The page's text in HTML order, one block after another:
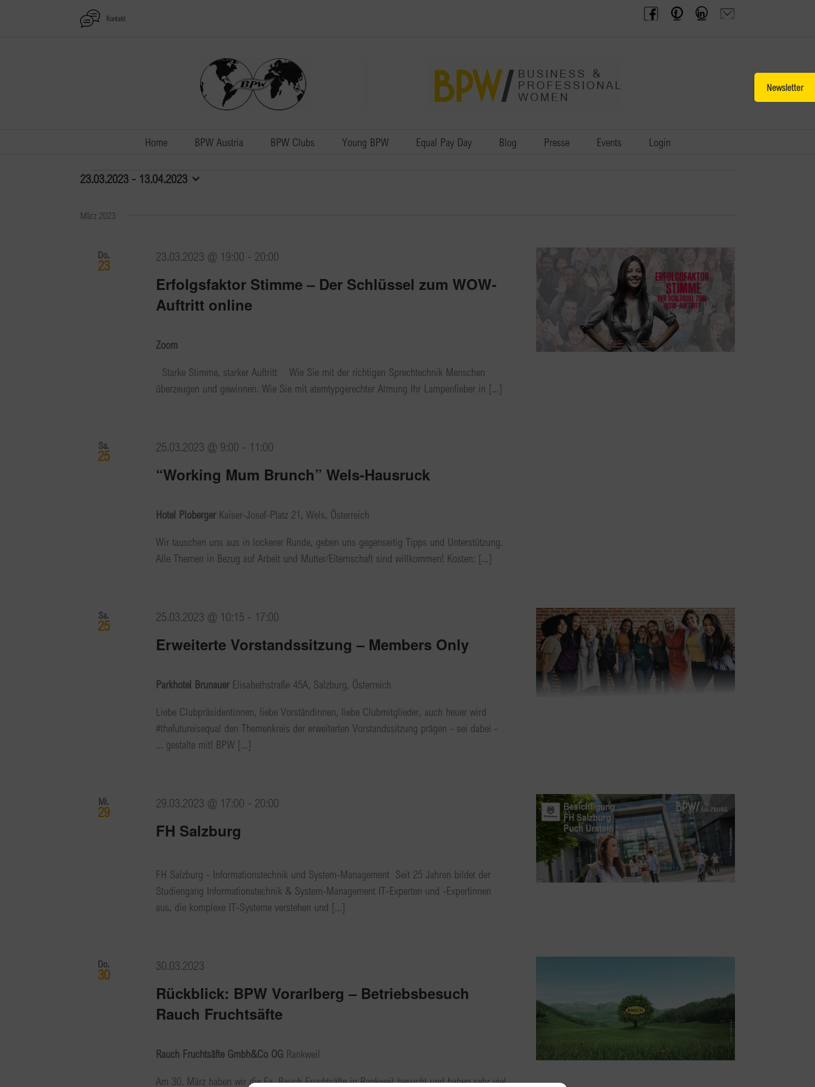
Kontakt
BPW
Austria
Offenes
Frauennetzwerk
BPW
Gruppe
Anfrage
schicken
Home BPW Austria BPW Clubs Young BPW Equal Pay Day Blog Presse Events Login
Veranstaltungen
23.03.2023 - 13.04.2023
März 2023
Do.
23
Erfolgsfaktor Stimme – Der Schlüssel zum WOW-
Auftritt online
23.03.2023 @ 19:00 - 20:00
Zoom
Starke Stimme, starker Auftritt Wie Sie mit der richtigen Sprechtechnik Menschen
überzeugen und gewinnen. Wie Sie mit atemtypgerechter Atmung Ihr Lampenfieber in [...]
Sa.
25
“Working Mum Brunch” Wels-Hausruck
25.03.2023 @ 9:00 - 11:00
Hotel Ploberger Kaiser-Josef-Platz 21, Wels, Österreich
Wir tauschen uns aus in lockerer Runde, geben uns gegenseitig Tipps und Unterstützung.
Alle Themen in Bezug auf Arbeit und Mutter/Elternschaft sind willkommen! Kosten: [...]
Sa.
25
Erweiterte Vorstandssitzung – Members Only
25.03.2023 @ 10:15 - 17:00
Parkhotel Brunauer Elisabethstraße 45A, Salzburg, Österreich
Liebe Clubpräsidentinnen, liebe Vorständinnen, liebe Clubmitglieder, auch heuer wird
#thefutureisequal den Themenkreis der erweiterten Vorstandssitzung prägen - sei dabei -
... gestalte mit! BPW [...]
Mi.
29
FH Salzburg
29.03.2023 @ 17:00 - 20:00
FH Salzburg - Informationstechnik und System-Management Seit 25 Jahren bildet der
Studiengang Informationstechnik & System-Management IT-Experten und -Expertinnen
aus, die komplexe IT-Systeme verstehen und [...]
Do.
30
Rückblick: BPW Vorarlberg – Betriebsbesuch
Rauch Fruchtsäfte
30.03.2023
Rauch Fruchtsäfte Gmbh&Co OG Rankweil
Am 30. März haben wir die Fa. Rauch Fruchtsäfte in Rankweil besucht und haben sehr viel
Sliding